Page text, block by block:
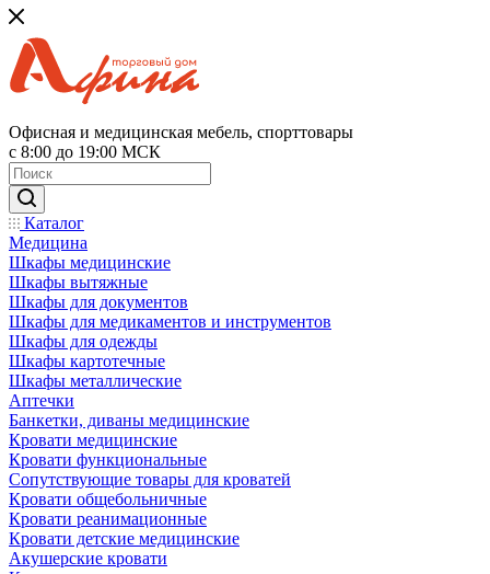
Офисная и медицинская мебель, спорттовары
с 8:00 до 19:00 МСК
Каталог
Медицина
Шкафы медицинские
Шкафы вытяжные
Шкафы для документов
Шкафы для медикаментов и инструментов
Шкафы для одежды
Шкафы картотечные
Шкафы металлические
Аптечки
Банкетки, диваны медицинские
Кровати медицинские
Кровати функциональные
Сопутствующие товары для кроватей
Кровати общебольничные
Кровати реанимационные
Кровати детские медицинские
Акушерские кровати